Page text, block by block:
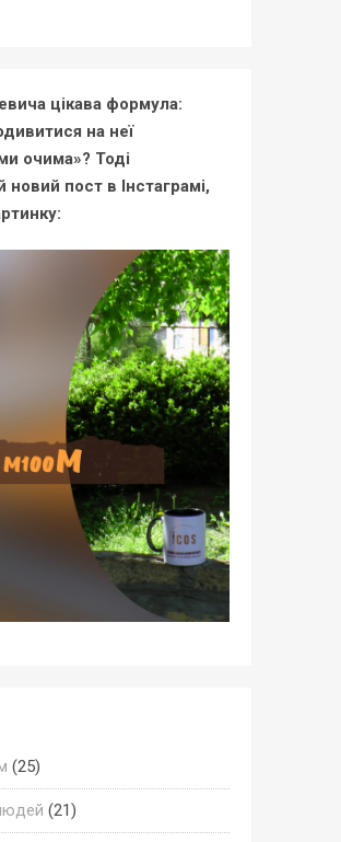
цікава формула:
на неї
очима»? Тоді
новий пост в Інстаграмі,
(25)
(21)